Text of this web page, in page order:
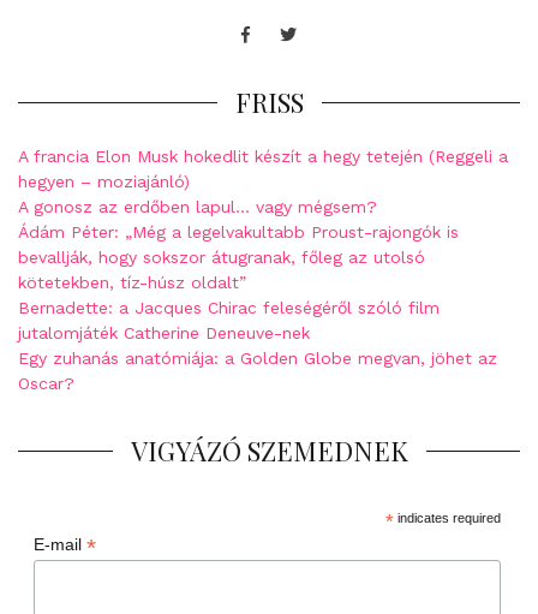
FacebookTwitter
FRISS
A francia Elon Musk hokedlit készít a hegy tetején (Reggeli a
hegyen – moziajánló)
A gonosz az erdőben lapul… vagy mégsem?
Ádám Péter: „Még a legelvakultabb Proust-rajongók is
bevallják, hogy sokszor átugranak, főleg az utolsó
kötetekben, tíz-húsz oldalt”
Bernadette: a Jacques Chirac feleségéről szóló film
jutalomjáték Catherine Deneuve-nek
Egy zuhanás anatómiája: a Golden Globe megvan, jöhet az
Oscar?
VIGYÁZÓ SZEMEDNEK
*indicates required
E-mail *